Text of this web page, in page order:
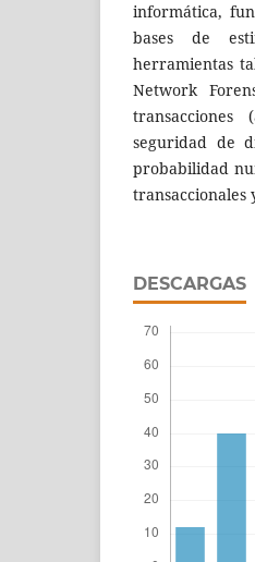
informática,
bases de
herramientas
Network
seguridad de
probabilidad
transaccionales
DESCARGAS